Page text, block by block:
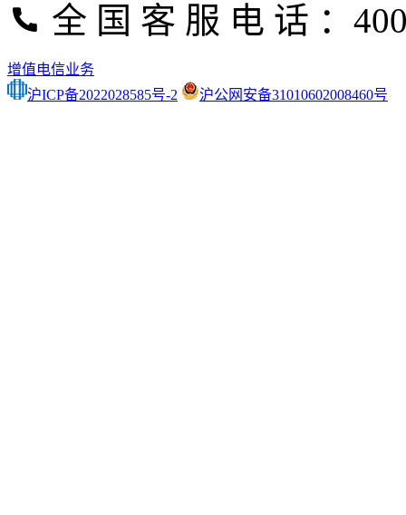
全 国 客 服 电 话 ：
增值电信业务
沪ICP备2022028585号-2
沪公网安备31010602008460号